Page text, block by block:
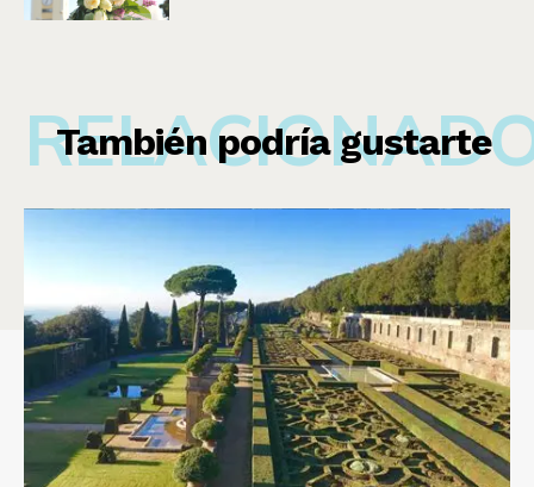
También podría gustarte